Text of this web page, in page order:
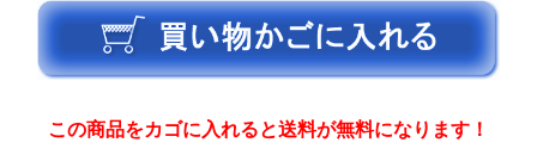
この商品をカゴに入れると送料が無料になります！